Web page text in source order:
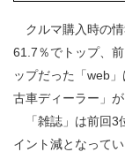
クルマ購入時の情
61.7％でトップ、
ップだった「web
古車ディーラー」が
「雑誌」は前回3
イント減となって